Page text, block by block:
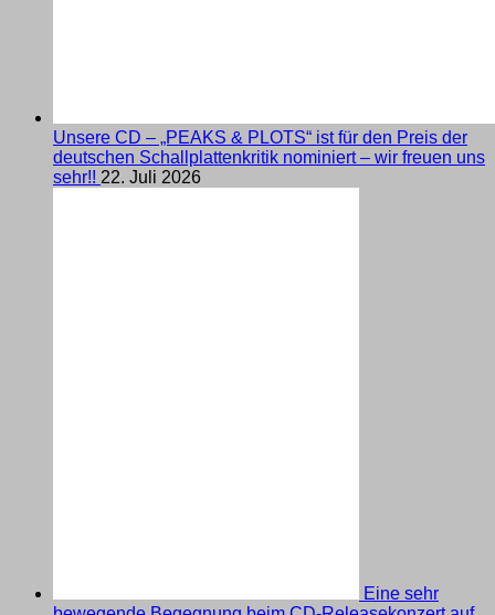
Unsere CD – „PEAKS & PLOTS“ ist für den Preis der
deutschen Schallplattenkritik nominiert – wir freuen uns
sehr!! 22. Juli 2026
Eine sehr